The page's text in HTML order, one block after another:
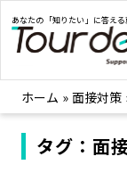
あなたの「知りたい」に答え
就活ノ
企業ま
ホーム » 面接対策
タグ：面